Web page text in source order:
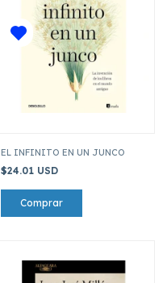
EL INFINITO EN UN JUNCO
$24.01 USD